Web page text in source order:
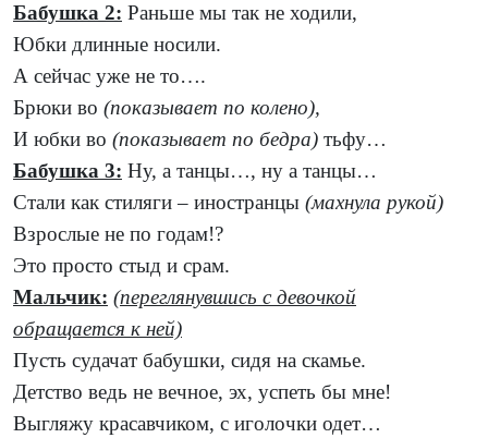
Бабушка 2: Раньше мы так не ходили,
Юбки длинные носили.
А сейчас уже не то….
Брюки во (показывает по колено),
И юбки во (показывает по бедра) тьфу…
Бабушка 3: Ну, а танцы…, ну а танцы…
Стали как стиляги – иностранцы (махнула рукой)
Взрослые не по годам!?
Это просто стыд и срам.
Мальчик: (переглянувшись с девочкой
обращается к ней)
Пусть судачат бабушки, сидя на скамье.
Детство ведь не вечное, эх, успеть бы мне!
Выгляжу красавчиком, с иголочки одет…